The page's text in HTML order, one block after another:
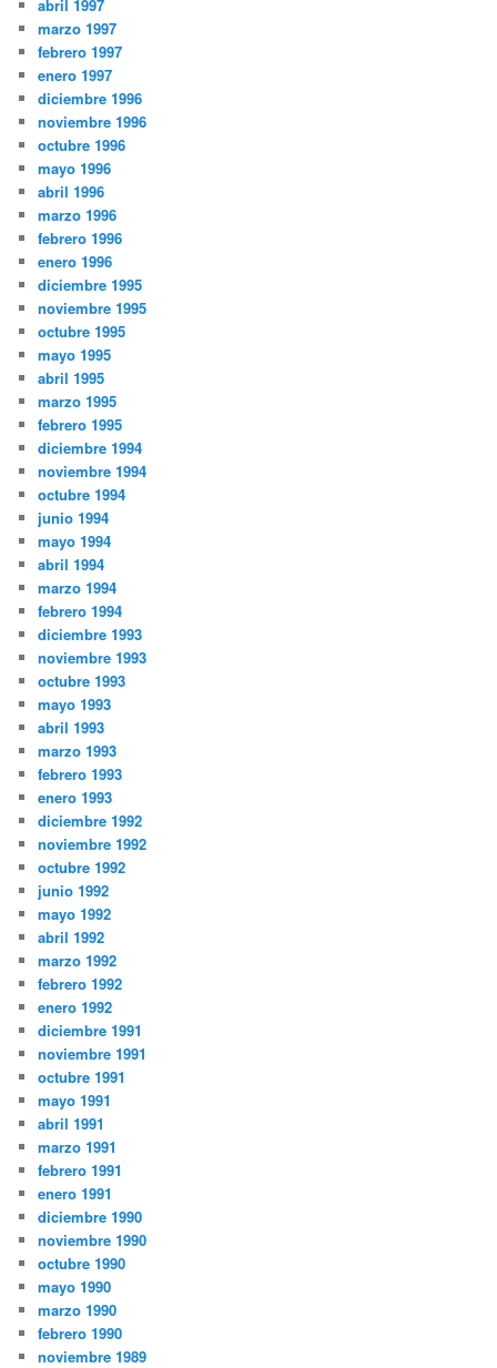
abril 1997
marzo 1997
febrero 1997
enero 1997
diciembre 1996
noviembre 1996
octubre 1996
mayo 1996
abril 1996
marzo 1996
febrero 1996
enero 1996
diciembre 1995
noviembre 1995
octubre 1995
mayo 1995
abril 1995
marzo 1995
febrero 1995
diciembre 1994
noviembre 1994
octubre 1994
junio 1994
mayo 1994
abril 1994
marzo 1994
febrero 1994
diciembre 1993
noviembre 1993
octubre 1993
mayo 1993
abril 1993
marzo 1993
febrero 1993
enero 1993
diciembre 1992
noviembre 1992
octubre 1992
junio 1992
mayo 1992
abril 1992
marzo 1992
febrero 1992
enero 1992
diciembre 1991
noviembre 1991
octubre 1991
mayo 1991
abril 1991
marzo 1991
febrero 1991
enero 1991
diciembre 1990
noviembre 1990
octubre 1990
mayo 1990
marzo 1990
febrero 1990
noviembre 1989